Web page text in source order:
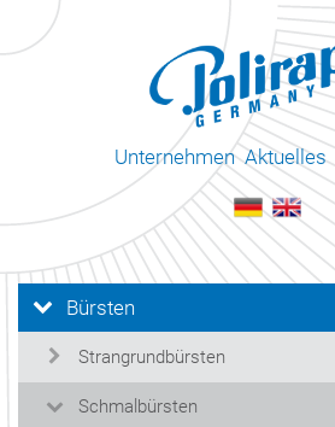
Unternehmen Aktuelles
Bürsten
Strangrundbürsten
Schmalbürsten